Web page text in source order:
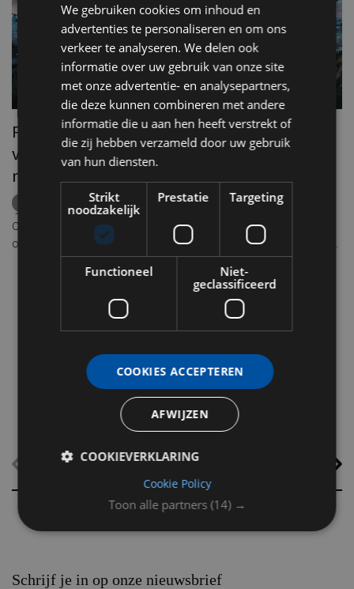
Front row seats voor de zonsverduistering
van 12 augustus: hier beleef je het
natuurfenomeen in stijl
zonsverduistering eclips Europa
Amsterdam
Op woensdag 12 augustus richt een groot deel van Europa de blik
omhoog. Tijdens de avonduren vindt een van de meest bijzondere
zonsverduisteringen van deze eeuw plaats. Omdat de zon tijdens
het hoogtepunt laag aan de horizon staat, vormt een vrij uitzicht
vanaf een rooftop, terras of kustlijn de perfecte setting om dit
zeldzame natuurverschijnsel te beleven. Van Amsterdam en Parijs
tot Lissabon, Milaan en Ibiza: dit zijn de mooiste plekken om de
Schrijf je in op onze nieuwsbrief
We gebruiken cookies om inhoud en
advertenties te personaliseren en om ons
verkeer te analyseren. We delen ook
informatie over uw gebruik van onze site
met onze advertentie- en analysepartners,
die deze kunnen combineren met andere
informatie die u aan hen heeft verstrekt of
die zij hebben verzameld door uw gebruik
van hun diensten.
Toon alle partners (14) →
Strikt
noodzakelijk
Prestatie Targeting
Functioneel
Niet-
geclassificeerd
COOKIES ACCEPTEREN
AFWIJZEN
COOKIEVERKLARING
Cookie Policy